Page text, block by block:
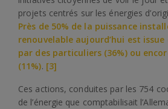
projets centrés sur les énergies
Près de 50% de la puissance
renouvelable aujourd’hui est
par des particuliers (36%) ou
(11%). [3]
Ces actions, conduites par les 754
de l’énergie que comptabilisait